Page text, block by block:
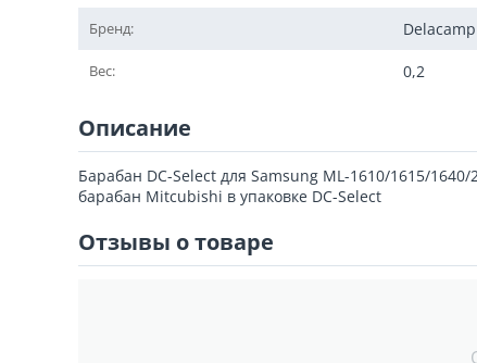
Бренд: Delacamp
Вес: 0,2
Описание
Барабан DC-Select для Samsung ML-1610/1615/
барабан Mitcubishi в упаковке DC-Select
Отзывы о товаре